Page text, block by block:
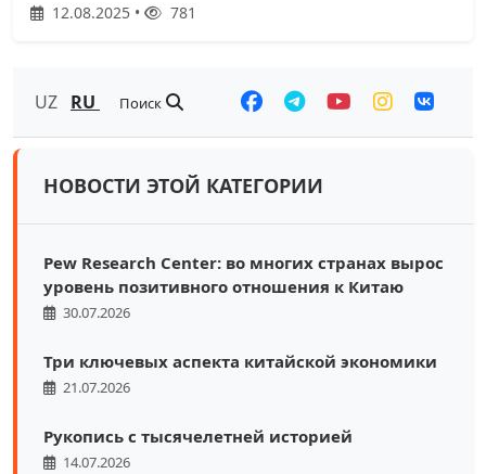
12.08.2025 • 781
UZ RU Поиск
НОВОСТИ ЭТОЙ КАТЕГОРИИ
Pew Research Center: во многих странах вырос
уровень позитивного отношения к Китаю
30.07.2026
Три ключевых аспекта китайской экономики
21.07.2026
Рукопись с тысячелетней историей
14.07.2026